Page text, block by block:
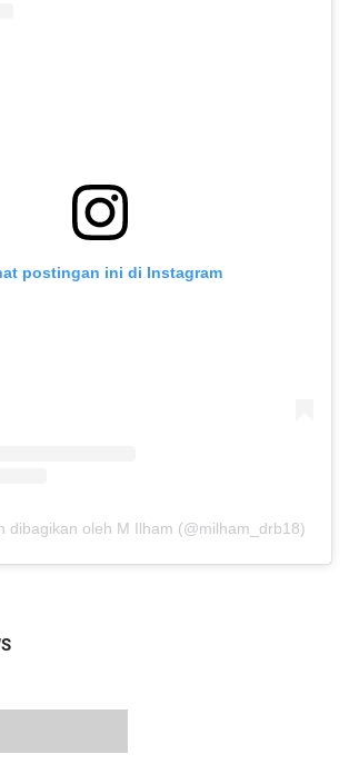
postingan ini di Instagram
dibagikan oleh M Ilham (@milham_drb18)